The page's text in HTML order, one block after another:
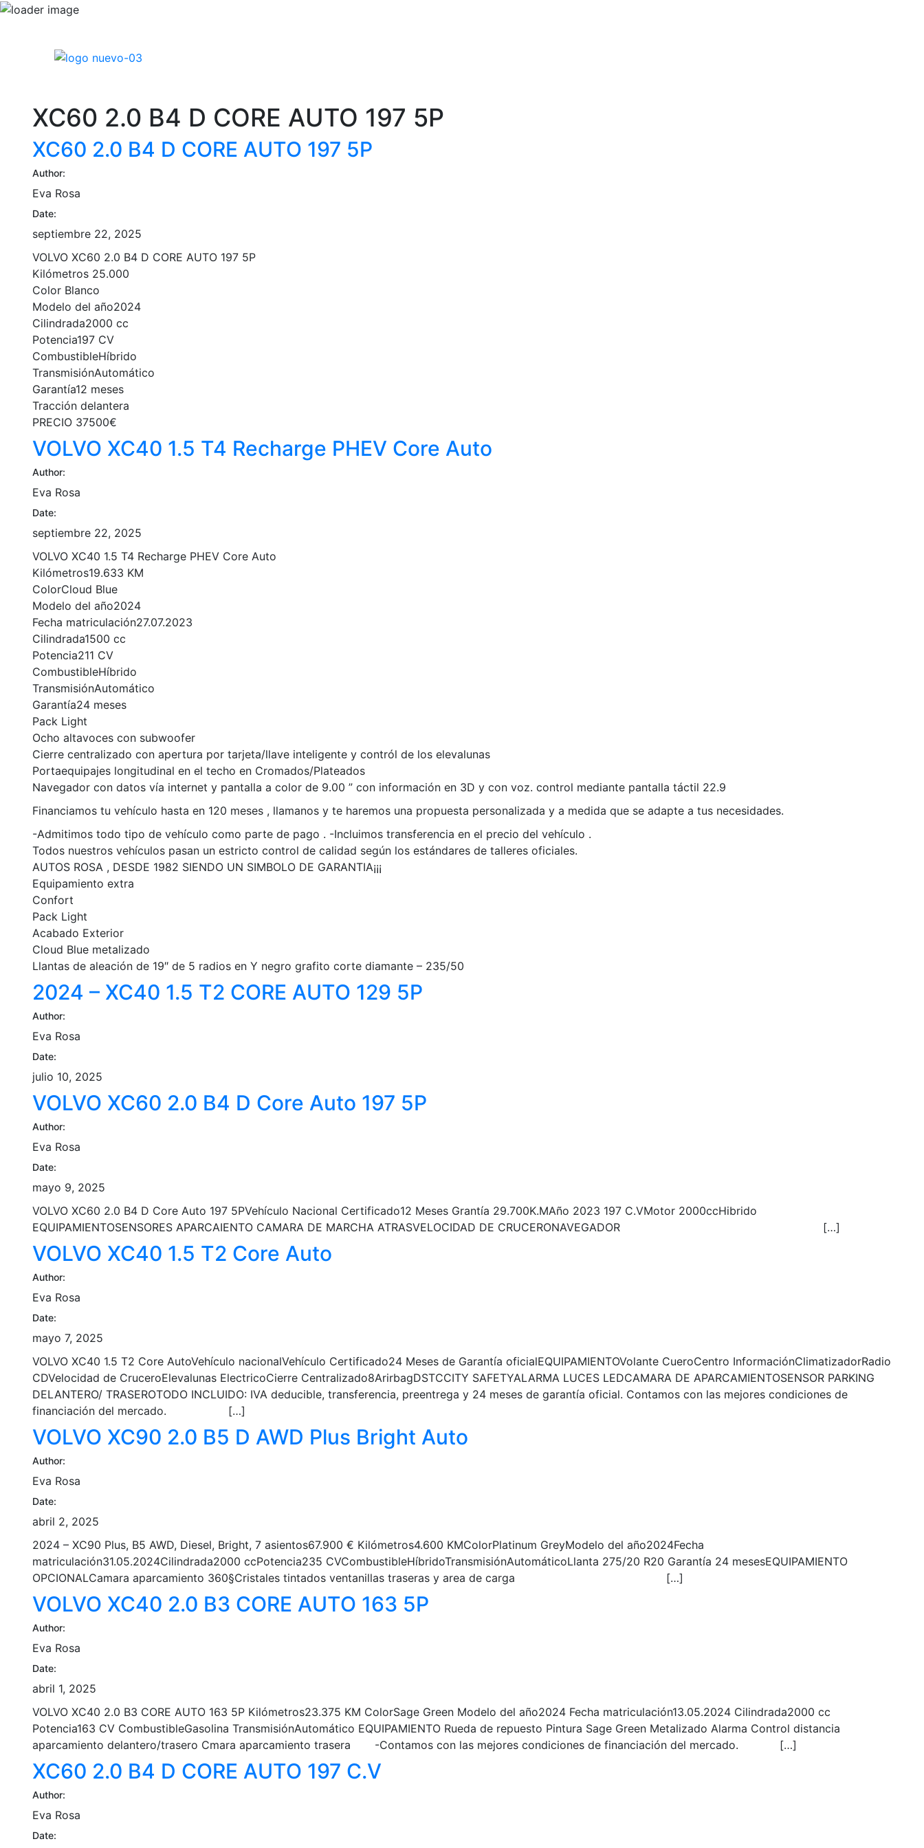
XC60 2.0 B4 D CORE AUTO 197 5P
XC60 2.0 B4 D CORE AUTO 197 5P
Author:
Eva Rosa
Date:
septiembre 22, 2025
VOLVO XC60 2.0 B4 D CORE AUTO 197 5P
Kilómetros 25.000
Color Blanco
Modelo del año2024
Cilindrada2000 cc
Potencia197 CV
CombustibleHíbrido
TransmisiónAutomático
Garantía12 meses
Tracción delantera
PRECIO 37500€
VOLVO XC40 1.5 T4 Recharge PHEV Core Auto
Author:
Eva Rosa
Date:
septiembre 22, 2025
VOLVO XC40 1.5 T4 Recharge PHEV Core Auto
Kilómetros19.633 KM
ColorCloud Blue
Modelo del año2024
Fecha matriculación27.07.2023
Cilindrada1500 cc
Potencia211 CV
CombustibleHíbrido
TransmisiónAutomático
Garantía24 meses
Pack Light
Ocho altavoces con subwoofer
Cierre centralizado con apertura por tarjeta/llave inteligente y contról de los elevalunas
Portaequipajes longitudinal en el techo en Cromados/Plateados
Navegador con datos vía internet y pantalla a color de 9.00 ” con información en 3D y con voz. control mediante pantalla táctil 22.9
Financiamos tu vehículo hasta en 120 meses , llamanos y te haremos una propuesta personalizada y a medida que se adapte a tus necesidades.
-Admitimos todo tipo de vehículo como parte de pago . -Incluimos transferencia en el precio del vehículo .
Todos nuestros vehículos pasan un estricto control de calidad según los estándares de talleres oficiales.
AUTOS ROSA , DESDE 1982 SIENDO UN SIMBOLO DE GARANTIA¡¡¡
Equipamiento extra
Confort
Pack Light
Acabado Exterior
Cloud Blue metalizado
Llantas de aleación de 19″ de 5 radios en Y negro grafito corte diamante – 235/50
2024 – XC40 1.5 T2 CORE AUTO 129 5P
Author:
Eva Rosa
Date:
julio 10, 2025
VOLVO XC60 2.0 B4 D Core Auto 197 5P
Author:
Eva Rosa
Date:
mayo 9, 2025
VOLVO XC60 2.0 B4 D Core Auto 197 5PVehículo Nacional Certificado12 Meses Grantía 29.700K.MAño 2023 197 C.VMotor 2000ccHibrido
EQUIPAMIENTOSENSORES APARCAIENTO CAMARA DE MARCHA ATRASVELOCIDAD DE CRUCERONAVEGADOR […]
VOLVO XC40 1.5 T2 Core Auto
Author:
Eva Rosa
Date:
mayo 7, 2025
VOLVO XC40 1.5 T2 Core AutoVehículo nacionalVehículo Certificado24 Meses de Garantía oficialEQUIPAMIENTOVolante CueroCentro InformaciónClimatizadorRadio
CDVelocidad de CruceroElevalunas ElectricoCierre Centralizado8ArirbagDSTCCITY SAFETYALARMA LUCES LEDCAMARA DE APARCAMIENTOSENSOR PARKING
DELANTERO/ TRASEROTODO INCLUIDO: IVA deducible, transferencia, preentrega y 24 meses de garantía oficial. Contamos con las mejores condiciones de
financiación del mercado. […]
VOLVO XC90 2.0 B5 D AWD Plus Bright Auto
Author:
Eva Rosa
Date:
abril 2, 2025
2024 – XC90 Plus, B5 AWD, Diesel, Bright, 7 asientos67.900 € Kilómetros4.600 KMColorPlatinum GreyModelo del año2024Fecha
matriculación31.05.2024Cilindrada2000 ccPotencia235 CVCombustibleHíbridoTransmisiónAutomáticoLlanta 275/20 R20 Garantía 24 mesesEQUIPAMIENTO
OPCIONALCamara aparcamiento 360§Cristales tintados ventanillas traseras y area de carga […]
VOLVO XC40 2.0 B3 CORE AUTO 163 5P
Author:
Eva Rosa
Date:
abril 1, 2025
VOLVO XC40 2.0 B3 CORE AUTO 163 5P Kilómetros23.375 KM ColorSage Green Modelo del año2024 Fecha matriculación13.05.2024 Cilindrada2000 cc
Potencia163 CV CombustibleGasolina TransmisiónAutomático EQUIPAMIENTO Rueda de repuesto Pintura Sage Green Metalizado Alarma Control distancia
aparcamiento delantero/trasero Cmara aparcamiento trasera -Contamos con las mejores condiciones de financiación del mercado. […]
XC60 2.0 B4 D CORE AUTO 197 C.V
Author:
Eva Rosa
Date: